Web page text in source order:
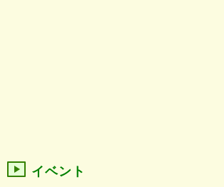
イベント